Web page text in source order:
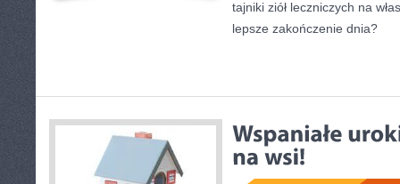
tajniki ziół leczniczych na
lepsze zakończenie dnia?